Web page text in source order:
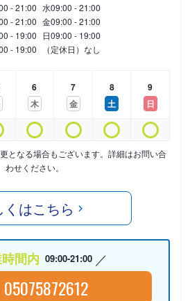
- 21:00 水09:00 - 21:00
- 21:00 金09:00 - 21:00
- 19:00 日09:00 - 19:00
- 19:00 （定休日）なし
6
木
7
金
8
土
9
日
となる場合もございます。詳細はお問い合
わせください。
くはこちら
間内 09:00-21:00
05075872612